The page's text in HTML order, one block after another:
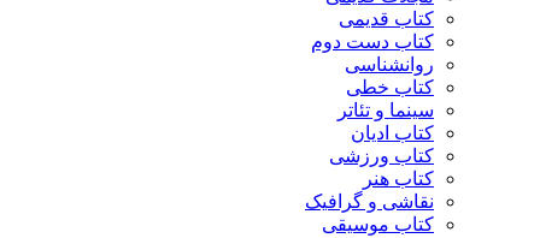
کتاب قدیمی
کتاب دست دوم
روانشناسی
کتاب خطی
سینما و تئاتر
کتاب ادیان
کتاب ورزشی
کتاب هنر
نقاشی و گرافیک
کتاب موسیقی